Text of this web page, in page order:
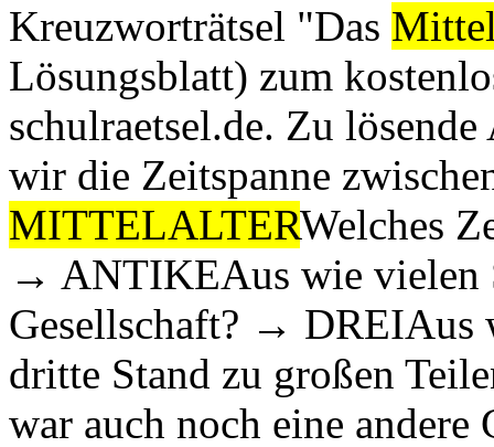
Kreuzworträtsel "Das
Lösungsblatt) zum
schulraetsel.de. Zu
wir die Zeitspanne
MITTELALTERWelches
→ ANTIKEAus wie vielen
Gesellschaft? → DREIAus
dritte Stand zu großen
war auch noch eine andere